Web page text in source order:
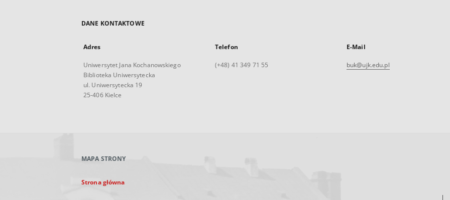
DANE KONTAKTOWE
Adres
Uniwersytet Jana Kochanowskiego
Biblioteka Uniwersytecka
ul. Uniwersytecka 19
25-406 Kielce
Telefon
(+48) 41 349 71 55
E-Mail
buk@ujk.edu.pl
MAPA STRONY
Strona główna